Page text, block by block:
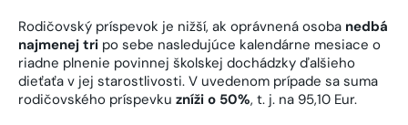
Rodičovský príspevok je nižší, ak oprávnená osoba nedbá
najmenej tri po sebe nasledujúce kalendárne mesiace o
riadne plnenie povinnej školskej dochádzky ďalšieho
dieťaťa v jej starostlivosti. V uvedenom prípade sa suma
rodičovského príspevku zníži o 50%, t. j. na 95,10 Eur.